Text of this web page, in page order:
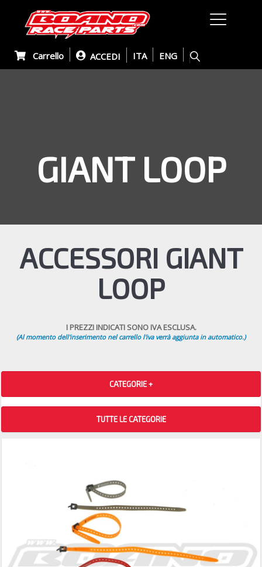
Carrello ACCEDI ITA ENG
GIANT LOOP
ACCESSORI GIANT
LOOP
I PREZZI INDICATI SONO IVA ESCLUSA.
(Al momento dell'inserimento nel carrello l'iva verrà aggiunta in automatico.)
CATEGORIE +
TUTTE LE CATEGORIE